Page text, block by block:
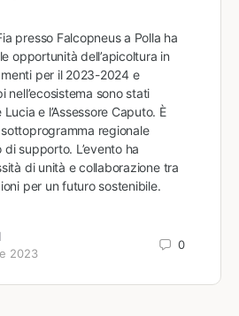
presso Falcopneus a Polla ha
opportunità dell’apicoltura in
per il 2023-2024 e
nell’ecosistema sono stati
e l’Assessore Caputo. È
regionale
supporto. L’evento ha
di unità e collaborazione tra
per un futuro sostenibile.
2023
0